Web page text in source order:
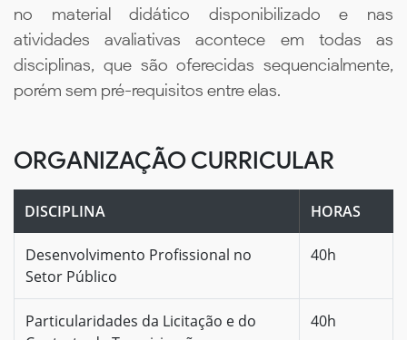
no material didático disponibilizado e nas
atividades avaliativas acontece em todas as
disciplinas, que são oferecidas sequencialmente,
porém sem pré-requisitos entre elas.
ORGANIZAÇÃO CURRICULAR
DISCIPLINA HORAS
Desenvolvimento Profissional no
Setor Público
40h
Particularidades da Licitação e do
40h